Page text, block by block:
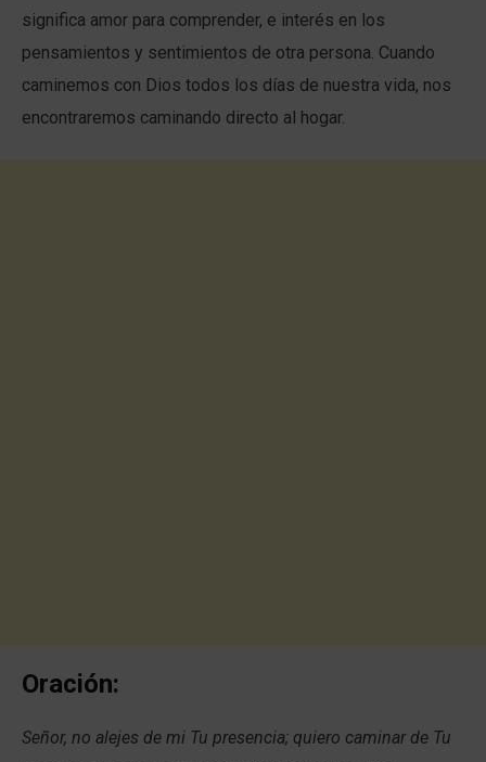
significa amor para comprender, e interés en los
pensamientos y sentimientos de otra persona. Cuando
caminemos con Dios todos los días de nuestra vida, nos
encontraremos caminando directo al hogar.
Oración:
Señor, no alejes de mi Tu presencia; quiero caminar de Tu